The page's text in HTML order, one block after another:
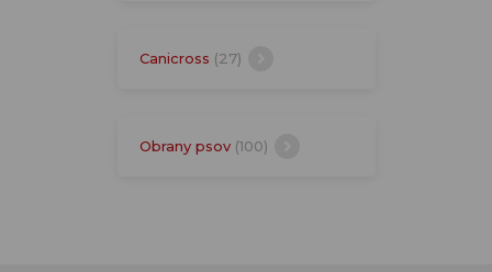
Canicross (27)
Obrany psov (100)